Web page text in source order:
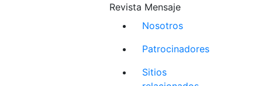
Revista Mensaje
Nosotros
Patrocinadores
Sitios